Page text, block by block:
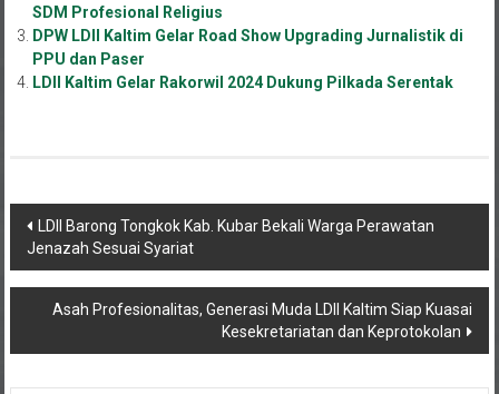
SDM Profesional Religius
DPW LDII Kaltim Gelar Road Show Upgrading Jurnalistik di
PPU dan Paser
LDII Kaltim Gelar Rakorwil 2024 Dukung Pilkada Serentak
Navigasi
pos
LDII Barong Tongkok Kab. Kubar Bekali Warga Perawatan
Jenazah Sesuai Syariat
Asah Profesionalitas, Generasi Muda LDII Kaltim Siap Kuasai
Kesekretariatan dan Keprotokolan